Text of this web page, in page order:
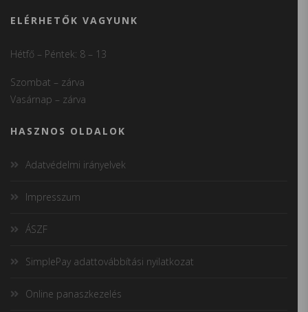
ELÉRHETŐK VAGYUNK
Hétfő – Péntek: 8 – 13
Szombat – zárva
Vasárnap – zárva
HASZNOS OLDALOK
Adatvédelmi irányelvek
Impresszum
ÁSZF
SimplePay adattovábbítási nyilatkozat
Online panaszkezelés